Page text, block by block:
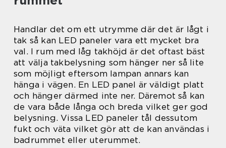
Handlar det om ett utrymme där det är lågt i
tak så kan LED paneler vara ett mycket bra
val. I rum med låg takhöjd är det oftast bäst
att välja takbelysning som hänger ner så lite
som möjligt eftersom lampan annars kan
hänga i vägen. En LED panel är väldigt platt
och hänger därmed inte ner. Däremot så kan
de vara både långa och breda vilket ger god
belysning. Vissa LED paneler tål dessutom
fukt och väta vilket gör att de kan användas i
badrummet eller uterummet.